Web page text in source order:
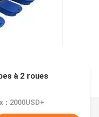
à 2 roues
：2000USD+